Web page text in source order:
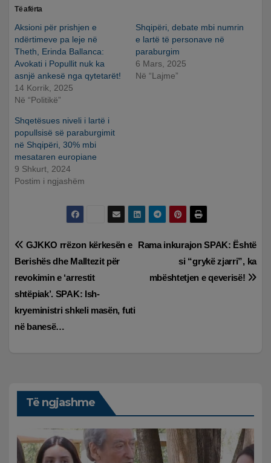
Të afërta
Aksioni për prishjen e
ndërtimeve pa leje në
Theth, Erinda Ballanca:
Avokati i Popullit nuk ka
asnjë ankesë nga qytetarët!
14 Korrik, 2025
Në “Politikë”
Shqipëri, debate mbi numrin
e lartë të personave në
paraburgim
6 Mars, 2025
Në “Lajme”
Shqetësues niveli i lartë i
popullsisë së paraburgimit
në Shqipëri, 30% mbi
mesataren europiane
9 Shkurt, 2024
Postim i ngjashëm
Lëvizje
te
postimet
Rama inkurajon SPAK: Është
si “grykë zjarri”, ka
mbështetjen e qeverisë!
GJKKO rrëzon kërkesën e
Berishës dhe Malltezit për
revokimin e ‘arrestit
shtëpiak’. SPAK: Ish-
kryeministri shkeli masën, futi
në banesë…
Të ngjashme